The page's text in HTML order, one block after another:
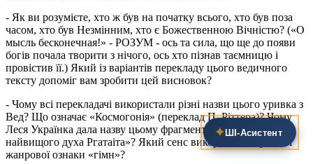
- Як ви розумієте, хто ж був на початку всього, хто був поза
часом, хто був Незмінним, хто є Божественною Вічністю? («О
мысль бесконечная!» - РОЗУМ - ось та сила, що ще до появи
богів почала творити з нічого, ось хто пізнав таємницю і
провістив її.) Який із варіантів перекладу цього ведичного
тексту допоміг вам зробити цей висновок?
- Чому всі перекладачі використали різні назви цього уривка з
Вед? Що означає «Космогонія» (переклад П. Ріттера)? Чому
Леся Українка дала назву цьому фрагменту «Гімн до
найвищого духа Ргатаіта»? Який сенс використання у назві
жанрової ознаки «гімн»?
✦ШІ‑Асистент